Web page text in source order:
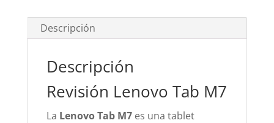
Descripción
Descripción
Revisión Lenovo Tab M7
La Lenovo Tab M7es una tablet